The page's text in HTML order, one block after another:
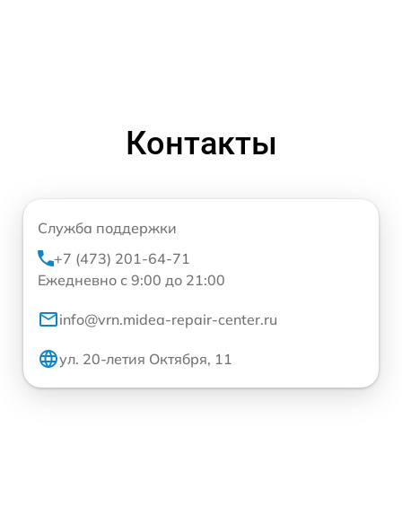
Контакты
Служба поддержки
+7 (473) 201-64-71
Ежедневно с 9:00 до 21:00
info@vrn.midea-repair-center.ru
ул. 20-летия Октября, 11